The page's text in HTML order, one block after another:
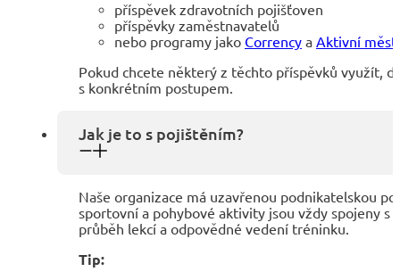
příspěvek zdravotních pojišťoven
příspěvky zaměstnavatelů
nebo programy jako Corrency a Aktivní
Pokud chcete některý z těchto příspěvků využít,
s konkrétním postupem.
Jak je to s pojištěním?
Naše organizace má uzavřenou podnikatelskou
sportovní a pohybové aktivity jsou vždy spojeny
průběh lekcí a odpovědné vedení tréninku.
Tip: